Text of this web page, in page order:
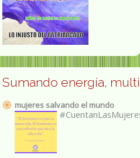
Sumando energía,
mujeres salvando el mundo